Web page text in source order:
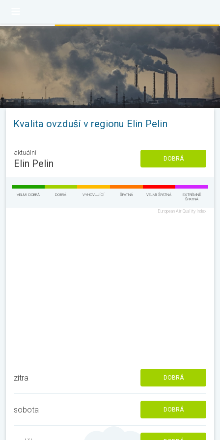
Kvalita ovzduší v regionu Elin Pelin
aktuální
Elin Pelin DOBRÁ
VELMI DOBRÁ DOBRÁ VYHOVUJÍCÍ ŠPATNÁ VELMI ŠPATNÁ
EXTRÉMNĚ
ŠPATNÁ
European Air Quality Index
zítra DOBRÁ
sobota DOBRÁ